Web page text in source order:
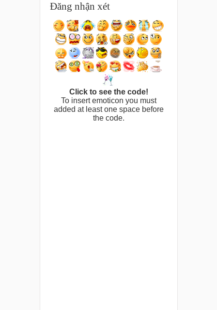
Đăng nhận xét
Click to see the code!
To insert emoticon you must
added at least one space before
the code.